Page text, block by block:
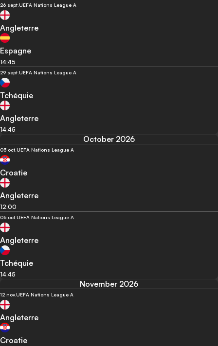
26 sept. UEFA Nations League A
Angleterre
Espagne
14:45
29 sept. UEFA Nations League A
Tchéquie
Angleterre
14:45
October 2026
03 oct. UEFA Nations League A
Croatie
Angleterre
12:00
06 oct. UEFA Nations League A
Angleterre
Tchéquie
14:45
November 2026
12 nov.UEFA Nations League A
Angleterre
Croatie